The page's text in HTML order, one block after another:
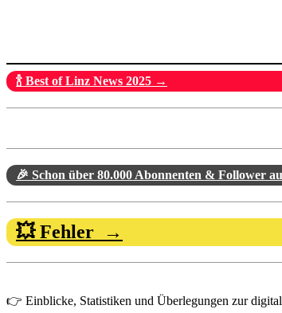
🍾 Best of Linz News 2025 →
🎉 Schon über 80.000 Abonnenten & Follower
💥 Fehler →
👉 Einblicke, Statistiken und Überlegungen zur